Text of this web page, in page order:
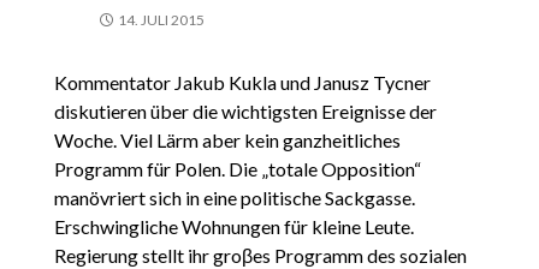
14. JULI 2015
Kommentator Jakub Kukla und Janusz Tycner
diskutieren über die wichtigsten Ereignisse der
Woche. Viel Lärm aber kein ganzheitliches
Programm für Polen. Die „totale Opposition“
manövriert sich in eine politische Sackgasse.
Erschwingliche Wohnungen für kleine Leute.
Regierung stellt ihr groβes Programm des sozialen